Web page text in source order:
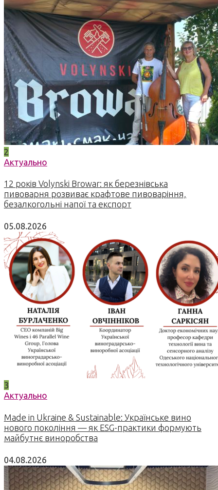
2
Актуально
12 років Volynski Browar: як березнівська
пивоварня розвиває крафтове пивоваріння,
безалкогольні напої та експорт
05.08.2026
3
Актуально
Made in Ukraine & Sustainable: Українське вино
нового покоління — як ESG-практики формують
майбутнє виноробства
04.08.2026